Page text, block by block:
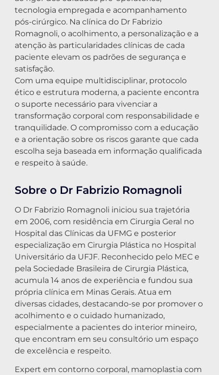
tecnologia empregada e acompanhamento
pós-cirúrgico. Na clínica do Dr Fabrizio
Romagnoli, o acolhimento, a personalização e a
atenção às particularidades clínicas de cada
paciente elevam os padrões de segurança e
satisfação.
Com uma equipe multidisciplinar, protocolo
ético e estrutura moderna, a paciente encontra
o suporte necessário para vivenciar a
transformação corporal com responsabilidade e
tranquilidade. O compromisso com a educação
e a orientação sobre os riscos garante que cada
escolha seja baseada em informação qualificada
e respeito à saúde.
Sobre o Dr Fabrizio Romagnoli
O Dr Fabrizio Romagnoli iniciou sua trajetória
em 2006, com residência em Cirurgia Geral no
Hospital das Clínicas da UFMG e posterior
especialização em Cirurgia Plástica no Hospital
Universitário da UFJF. Reconhecido pelo MEC e
pela Sociedade Brasileira de Cirurgia Plástica,
acumula 14 anos de experiência e fundou sua
própria clínica em Minas Gerais. Atua em
diversas cidades, destacando-se por promover o
acolhimento e o cuidado humanizado,
especialmente a pacientes do interior mineiro,
que encontram em seu consultório um espaço
de excelência e respeito.
Expert em contorno corporal, mamoplastia com